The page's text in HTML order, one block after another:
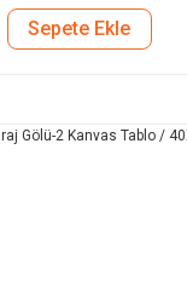
Sepete Ekle